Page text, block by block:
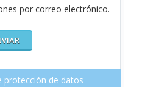
por correo electrónico.
protección de datos